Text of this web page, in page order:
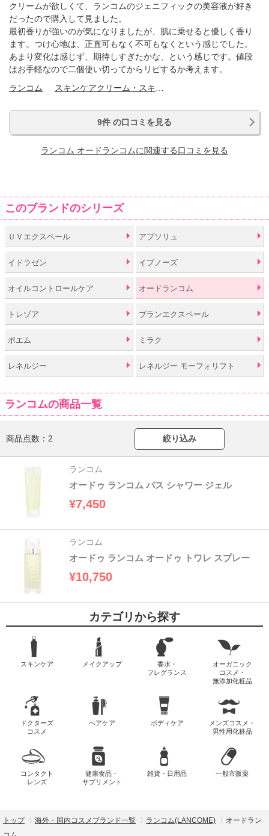
クリームが欲しくて、ランコムのジェニフィックの美容液が好き
だったので購入して見ました。
最初香りが強いのが気になりましたが、肌に乗せると優しく香り
ます。つけ心地は、正直可もなく不可もなくという感じでした。
あまり変化は感じず、期待しすぎたかな、という感じです。値段
はお手軽なので二個使い切ってからリピするか考えます。
ランコム
9件 の口コミを見る
ランコム オードランコムに関連する口コミを見る
このブランドのシリーズ
ＵＶエクスペール アプソリュ
イドラゼン イプノーズ
オイルコントロールケア オードランコム
トレゾア ブランエクスペール
ポエム ミラク
レネルジー レネルジー モーフォリフト
ランコムの商品一覧
商品点数： 2 絞り込み
ランコム
オードゥ ランコム バス シャワー ジェル
¥7,450
ランコム
オードゥ ランコム オードゥ トワレ スプレー
¥10,750
カテゴリから探す
スキンケア メイクアップ
香水・
フレグランス
オーガニック
コスメ・
無添加化粧品
ドクターズ
コスメ
ヘアケア ボディケア
メンズコスメ・
男性用化粧品
コンタクト
レンズ
健康食品・
サプリメント
雑貨・日用品 一般市販薬
トップ 海外・国内コスメブランド一覧 ランコム(LANCOME)
オードラン